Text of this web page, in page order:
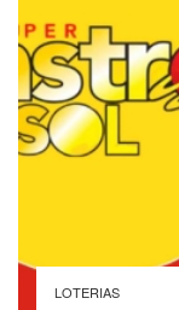
LOTERIAS